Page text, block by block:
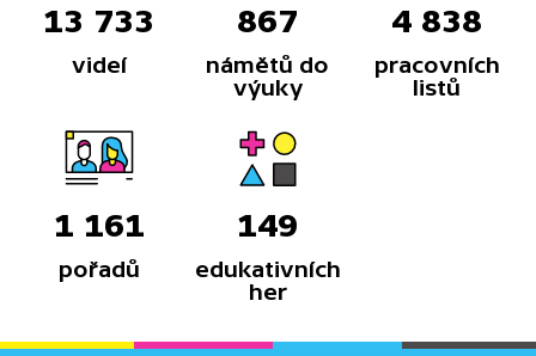
13 733
videí
867
námětů do
výuky
4 838
pracovních
listů
1 161
pořadů
149
edukativních
her